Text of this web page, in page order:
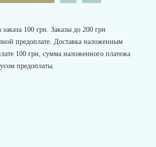
100 грн. Заказы до 200 грн
предоплате. Доставка наложенным
100 грн, сумма наложенного платежа
предоплаты.